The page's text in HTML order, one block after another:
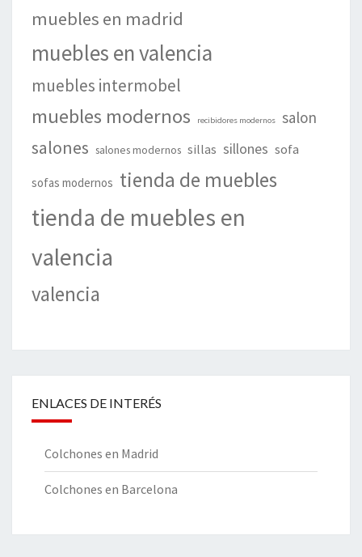
muebles en madrid
muebles en valencia
muebles intermobel
muebles modernos recibidores modernos salon
salones salones modernos sillas sillones sofa
sofas modernos tienda de muebles
tienda de muebles en
valencia
valencia
ENLACES DE INTERÉS
Colchones en Madrid
Colchones en Barcelona